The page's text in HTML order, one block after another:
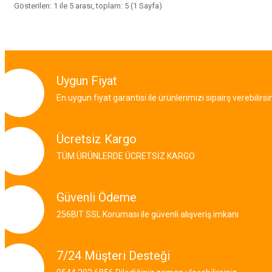
Gösterilen: 1 ile 5 arası, toplam: 5 (1 Sayfa)
Uygun Fiyat
En uygun fiyat garantisi ile ürünlerimizi sipairş
Ücretsiz Kargo
TÜM ÜRÜNLERDE ÜCRETSİZ KARGO
Güvenli Ödeme
256BIT SSL Koruması ile güvenli alışveriş imkanı
7/24 Müşteri Desteği